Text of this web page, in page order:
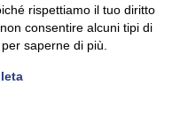
i.v.
rispettiamo il tuo diritto
consentire alcuni tipi di
saperne di più.